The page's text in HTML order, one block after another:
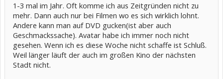
1-3 mal im Jahr. Oft komme ich aus Zeitgründen nicht zu
mehr. Dann auch nur bei Filmen wo es sich wirklich lohnt.
Andere kann man auf DVD gucken(ist aber auch
Geschmackssache). Avatar habe ich immer noch nicht
gesehen. Wenn ich es diese Woche nicht schaffe ist Schluß.
Weil länger läuft der auch im großen Kino der nächsten
Stadt nicht.